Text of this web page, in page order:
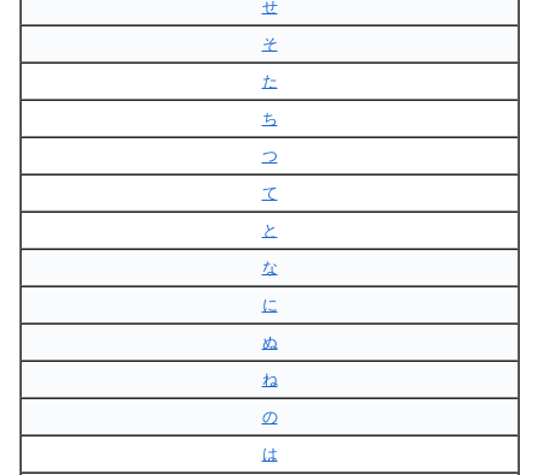
せ
そ
た
ち
つ
て
と
な
に
ぬ
ね
の
は